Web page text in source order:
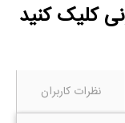
کلیک کنید
نظرات کاربران